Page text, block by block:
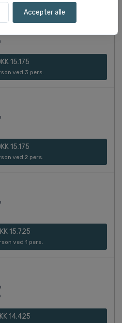
Accepter alle
15.175
ved 3 pers.
15.175
ved 2 pers.
15.725
ved 1 pers.
14.425